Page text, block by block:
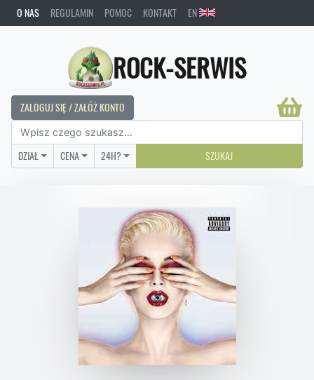
O NAS REGULAMIN POMOC KONTAKT EN
ROCK-SERWIS
ZALOGUJ SIĘ / ZAŁÓŻ KONTO
DZIAŁ CENA 24H? SZUKAJ